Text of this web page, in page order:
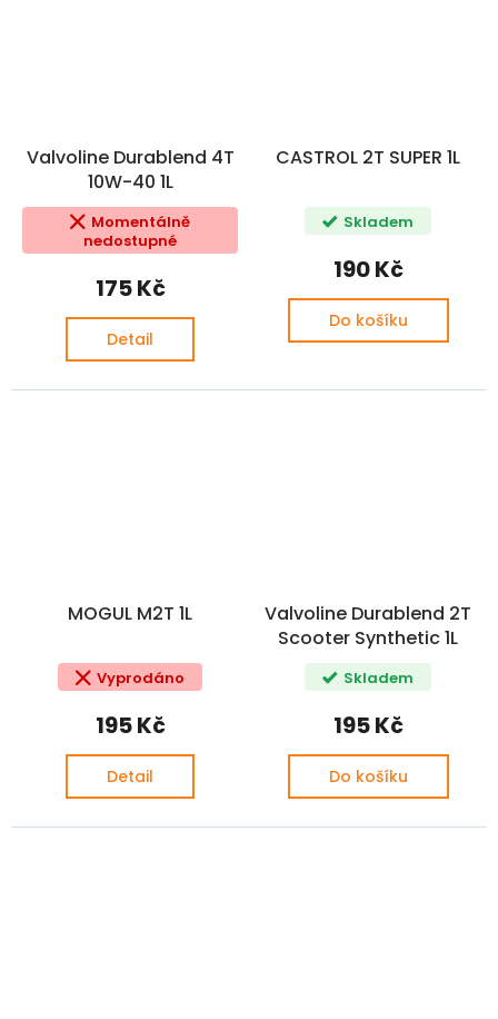
Valvoline Durablend 4T
10W-40 1L
Momentálně
nedostupné
175 Kč
Detail
CASTROL 2T SUPER 1L
Skladem
190 Kč
Do košíku
MOGUL M2T 1L
Vyprodáno
195 Kč
Detail
Valvoline Durablend 2T
Scooter Synthetic 1L
Skladem
195 Kč
Do košíku